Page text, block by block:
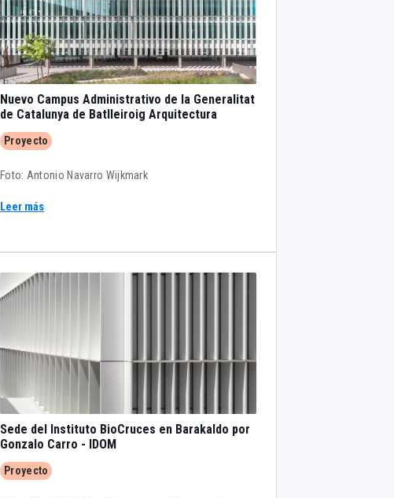
Nuevo Campus Administrativo de la Generalitat
de Catalunya de Batlleiroig Arquitectura
Proyecto
Foto: Antonio Navarro Wijkmark
Leer más
Sede del Instituto BioCruces en Barakaldo por
Gonzalo Carro - IDOM
Proyecto